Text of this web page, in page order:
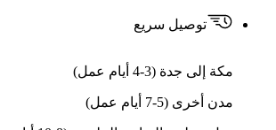
توصيل سريع
مكة إلى جدة (3-4 أيام عمل)
مدن أخرى (5-7 أيام عمل)